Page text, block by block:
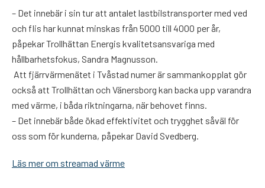
– Det innebär i sin tur att antalet lastbilstransporter med ved
och flis har kunnat minskas från 5000 till 4000 per år,
påpekar Trollhättan Energis kvalitetsansvariga med
hållbarhetsfokus, Sandra Magnusson.
Att fjärrvärmenätet i Tvåstad numer är sammankopplat gör
också att Trollhättan och Vänersborg kan backa upp varandra
med värme, i båda riktningarna, när behovet finns.
– Det innebär både ökad effektivitet och trygghet såväl för
oss som för kunderna, påpekar David Svedberg.
Läs mer om streamad värme